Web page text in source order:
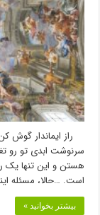
راز ایماندار گوش
سرنوشت ابدی تو رو
هستن و این تنها یک
است. …حالا، مسئله
بیشتر بخوانید »